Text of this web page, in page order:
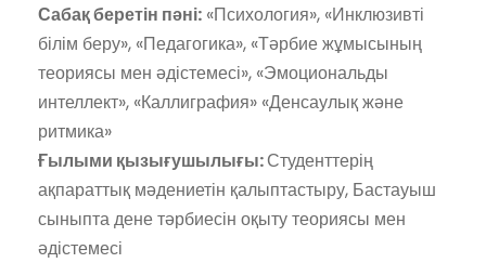
Сабақ беретін пәні: «Психология», «Инклюзивті
білім беру», «Педагогика», «Тәрбие жұмысының
теориясы мен әдістемесі», «Эмоциональды
интеллект», «Каллиграфия» «Денсаулық және
ритмика»
Ғылыми қызығушылығы:Студенттерің
ақпараттық мәдениетін қалыптастыру, Бастауыш
сыныпта дене тәрбиесін оқыту теориясы мен
әдістемесі